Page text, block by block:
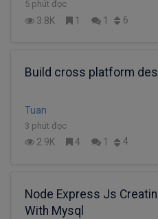
5 phút đọc
3.8K 1 1 6
Build cross platform
Tuan
3 phút đọc
2.9K 4 1 4
Node Express Js
With Mysql